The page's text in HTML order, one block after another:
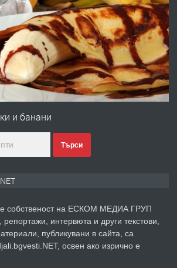
Заведение /ресторант, бистро/ в с.
Чакаларово, община Кирково
преди 7 месеца
Гараж под наем в супер център
на язовир Студен кладенец 331м2 |
преди 1 година
Курс
и банани
Търси
е собственост на ЕСКОМ МЕДИА ГРУП
интервюта и други текстови,
публикувани в сайта, са
освен ако изрично е